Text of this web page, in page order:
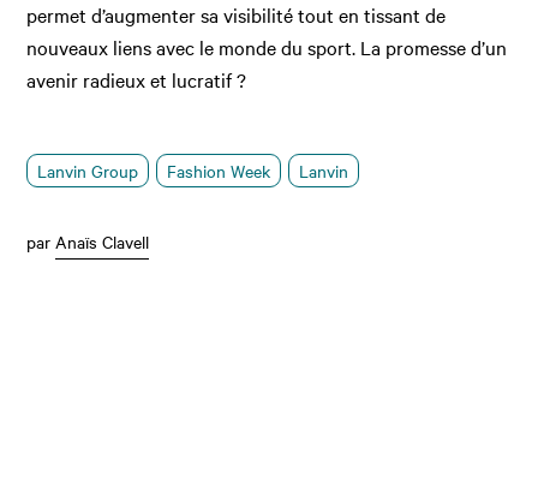
permet d’augmenter sa visibilité tout en tissant de
nouveaux liens avec le monde du sport. La promesse d’un
avenir radieux et lucratif ?
Lanvin Group Fashion Week Lanvin
parAnaïs Clavell